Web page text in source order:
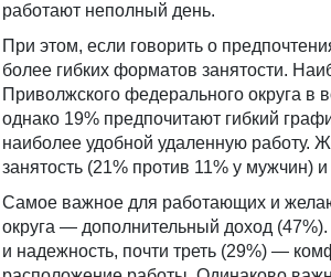
работают неполный день.
При этом, если говорить о
более гибких форматов занятости.
Приволжского федерального округа в
однако 19% предпочитают гибкий
наиболее удобной удаленную
занятость (21% против 11% у мужчин)
Самое важное для работающих и
округа — дополнительный доход
и надежность, почти треть (29%) —